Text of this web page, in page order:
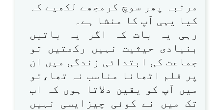
مرتبہ پھر سوچ کرمجھے لکھیے کہ
کیا یہی آپ کا منشا ہے۔
رہی یہ بات کہ اگر یہ باتیں
بنیادی حیثیت نہیں رکھتیں تو
جماعت کی ابتدائی زندگی میں ان
پر قلم اٹھانا مناسب نہ تھا،تو
میں آپ کو یقین دلاتا ہوں کہ اب
تک میں نے کوئی چیزایسی نہیں